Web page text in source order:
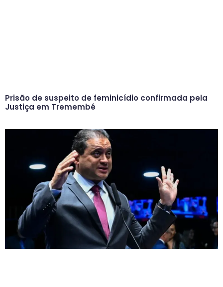
Prisão de suspeito de feminicídio confirmada pela
Justiça em Tremembé